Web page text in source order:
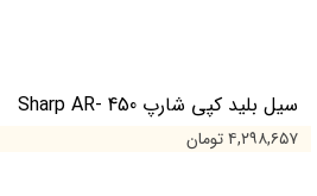
سیل بلید کپی شارپ Sharp AR- 450
۴,۲۹۸,۶۵۷ تومان